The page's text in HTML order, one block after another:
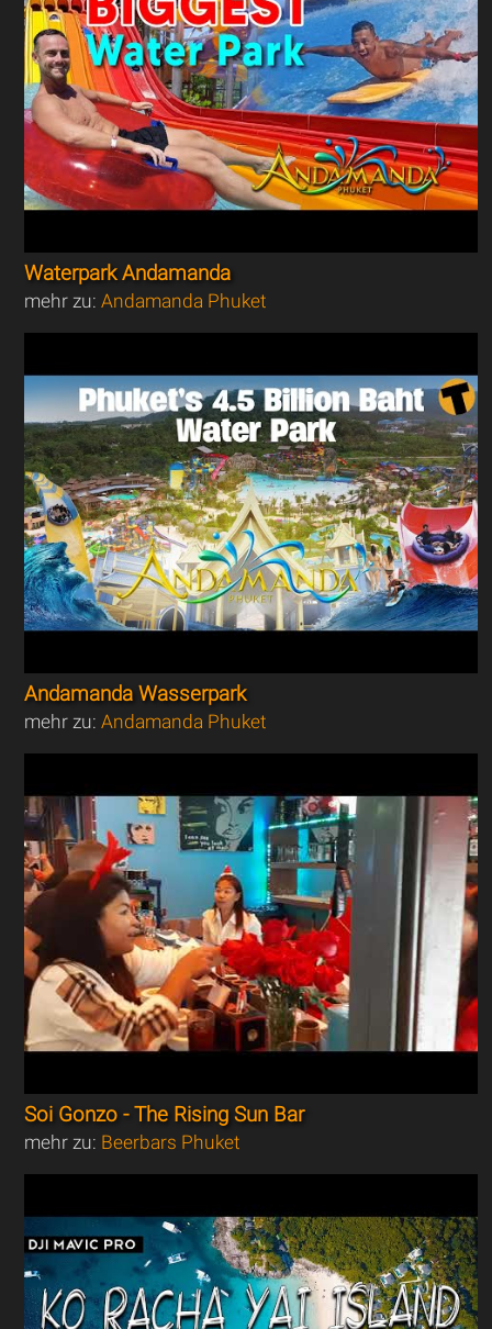
Waterpark Andamanda
mehr zu:Andamanda Phuket
Andamanda Wasserpark
mehr zu:Andamanda Phuket
Soi Gonzo - The Rising Sun Bar
mehr zu: Beerbars Phuket